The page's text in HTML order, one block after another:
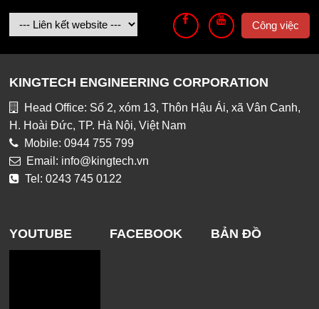
Công việc
KINGTECH ENGINEERING CORPORATION
Head Office: Số 2, xóm 13, Thôn Hậu Ái, xã Vân Canh,
H. Hoài Đức, TP. Hà Nội, Việt Nam
Mobile: 0944 755 799
Email: info@kingtech.vn
Tel: 0243 745 0122
YOUTUBE FACEBOOK BẢN ĐỒ